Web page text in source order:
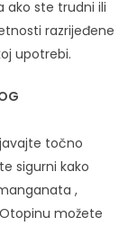
ako ste trudni ili
razrijeđene
upotrebi.
točno
sigurni kako
,
možete